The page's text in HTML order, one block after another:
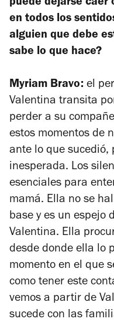
puede dejarse caer
en todos los
alguien que debe
sabe lo que hace?
Myriam Bravo: el
Valentina transita
perder a su
estos momentos de
ante lo que sucedió,
inesperada. Los
esenciales para
mamá. Ella no se
base y es un espejo
Valentina. Ella
desde donde ella lo
momento en el que
como tener este
vemos a partir de
sucede con las